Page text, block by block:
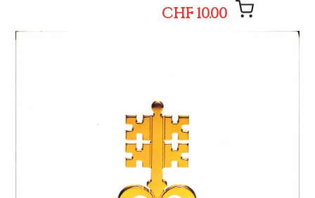
CHF 10.00